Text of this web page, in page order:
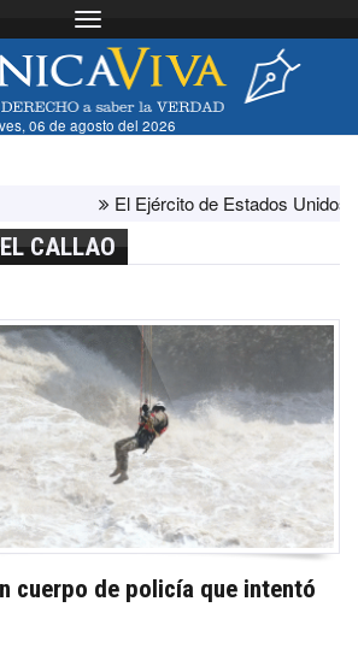
Toggle navigation
06 de agosto del 2026
El Ejército de Estados Unidos ha
CALLAO
cuerpo de policía que intentó